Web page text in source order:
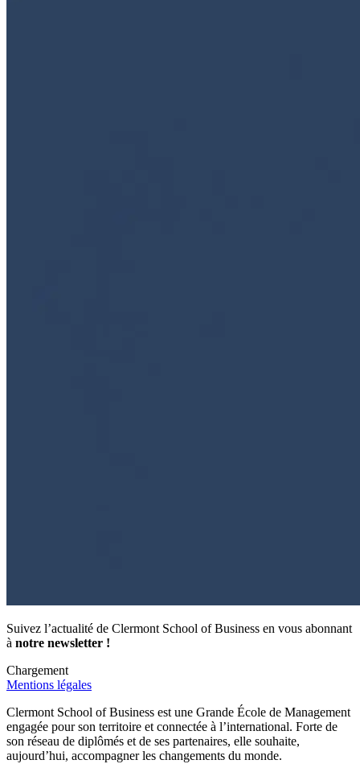
Suivez l’actualité de Clermont School of Business en vous abonnant
à notre newsletter !
Chargement
Mentions légales
Clermont School of Business est une Grande École de Management
engagée pour son territoire et connectée à l’international. Forte de
son réseau de diplômés et de ses partenaires, elle souhaite,
aujourd’hui, accompagner les changements du monde.